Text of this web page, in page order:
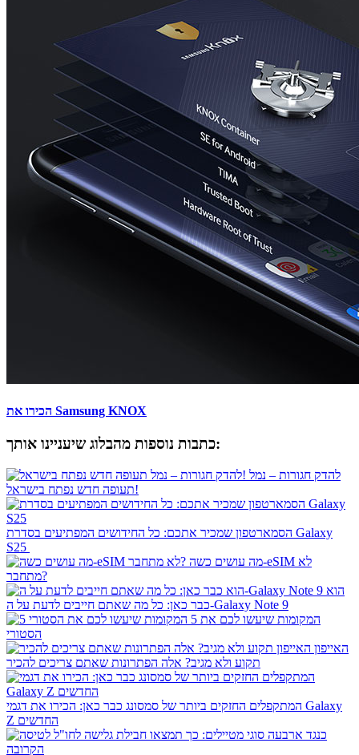
הכירו את Samsung KNOX
כתבות נוספות מהבלוג שיעניינו אותך:
להדק חגורות – נמל
תעופה חדש נפתח בישראל!
הסמארטפון שמכיר אתכם: כל החידושים המפתיעים בסדרת Galaxy
S25
מה עושים כשה-eSIM לא
מתחבר?
הוא
כבר כאן: כל מה שאתם חייבים לדעת על ה-Galaxy Note 9
5 ​המקומות שיעשו לכם את
הסטורי
האייפון
תקוע ולא מגיב? אלה הפתרונות שאתם צריכים להכיר
המתקפלים החזקים ביותר של סמסונג כבר כאן: הכירו את דגמי Galaxy
Z החדשים